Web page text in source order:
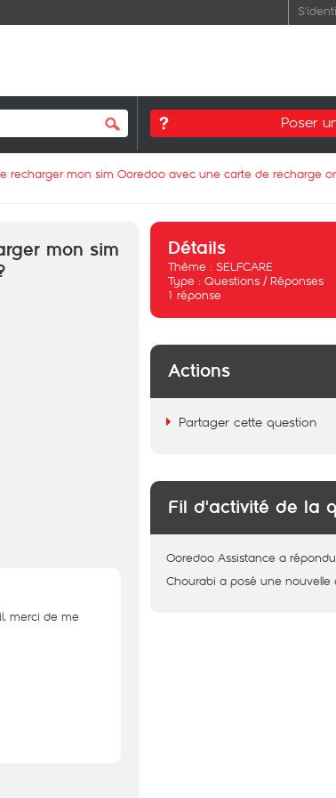
Poser
recharger mon sim Ooredoo avec une carte de recharge
mon sim
merci de me
Détails
Thème : SELFCARE
Type : Questions / Réponses
1 réponse
Actions
Partager cette question
Fil d'activité de la
Ooredoo Assistance a répondu
Chourabi a posé une nouvelle